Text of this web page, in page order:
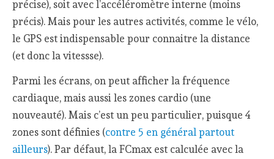
précise), soit avec l’accéléromètre interne (moins
précis). Mais pour les autres activités, comme le vélo,
le GPS est indispensable pour connaitre la distance
(et donc la vitessse).
Parmi les écrans, on peut afficher la fréquence
cardiaque, mais aussi les zones cardio (une
nouveauté). Mais c’est un peu particulier, puisque 4
zones sont définies (contre 5 en général partout
ailleurs). Par défaut, la FCmax est calculée avec la